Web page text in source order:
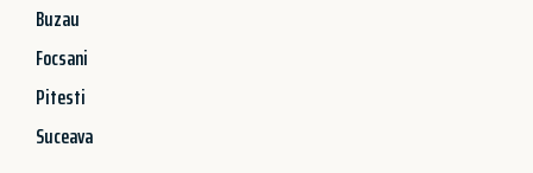
Buzau
Focsani
Pitesti
Suceava